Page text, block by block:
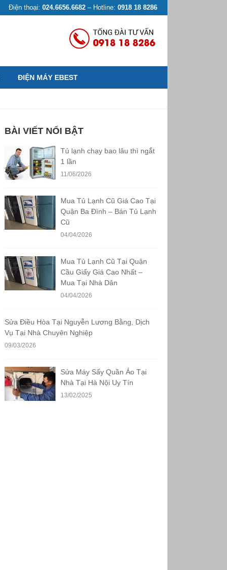
Điện thoại: 024.6656.6682 – Hotline: 0918 18 8286
ĐIỆN MÁY EBEST
BÀI VIẾT NỔI BẬT
Tủ lạnh chạy bao lâu thì ngắt
1 lần
11/06/2026
Mua Tủ Lạnh Cũ Giá Cao Tại
Quận Ba Đình – Bán Tủ Lạnh
Cũ
04/04/2026
Mua Tủ Lạnh Cũ Tại Quận
Cầu Giấy Giá Cao Nhất –
Mua Tại Nhà Dân
04/04/2026
Sửa Điều Hòa Tại Nguyễn Lương Bằng, Dịch
Vụ Tại Nhà Chuyên Nghiệp
09/03/2026
Sửa Máy Sấy Quần Áo Tại
Nhà Tại Hà Nội Uy Tín
13/02/2025